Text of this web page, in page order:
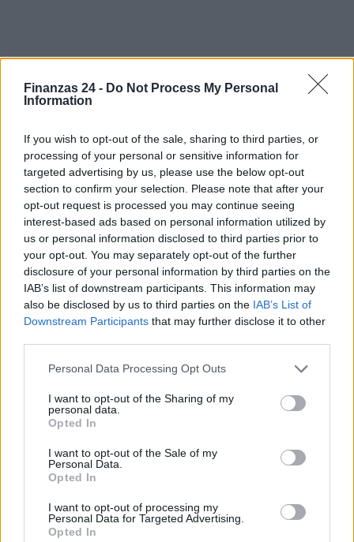
Finanzas 24 - Do Not Process My Personal
Information
If you wish to opt-out of the sale, sharing to third parties, or
processing of your personal or sensitive information for
targeted advertising by us, please use the below opt-out
section to confirm your selection. Please note that after your
opt-out request is processed you may continue seeing
interest-based ads based on personal information utilized by
us or personal information disclosed to third parties prior to
your opt-out. You may separately opt-out of the further
disclosure of your personal information by third parties on the
IAB’s list of downstream participants. This information may
also be disclosed by us to third parties on the IAB’s List of
Downstream Participants that may further disclose it to other
Please note that this website/app uses one or more Google
not limited to your visit or usage behaviour. You may click to
grant or deny consent to Google and its third-party tags to
use your data for below specified purposes in below Google
consent section.
Personal Data Processing Opt Outs
I want to opt-out of the Sharing of my
personal data.
Opted In
I want to opt-out of the Sale of my
Personal Data.
Opted In
I want to opt-out of processing my
Personal Data for Targeted Advertising.
Opted In
Sigue leyendo
CRIPTOMONEDAS
Cómo los inversores surcoreanos están aprovechando la
Diego Martín · 6 Ago 2026